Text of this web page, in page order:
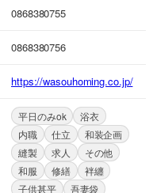
0868380755
0868380756
https://wasouhoming.co.jp/
平日のみok
浴衣
内職
仕立
和装企画
縫製
求人
その他
和服
修繕
袢纏
子供甚平
吾妻袋